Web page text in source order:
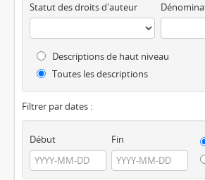
Statut des droits d'auteur
Descriptions de haut niveau
Toutes les descriptions
Filtrer par dates :
Début Fin